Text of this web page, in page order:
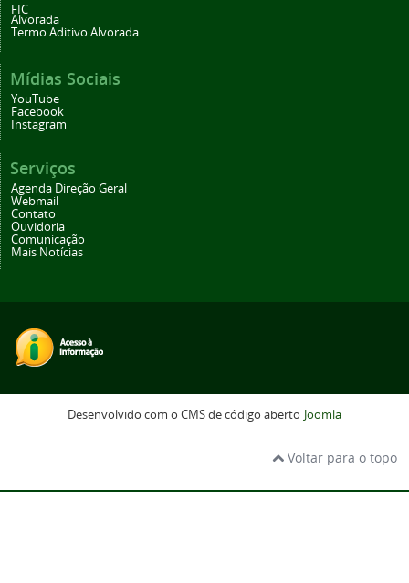
FIC
Alvorada
Termo Aditivo Alvorada
Mídias Sociais
YouTube
Facebook
Instagram
Serviços
Agenda Direção Geral
Webmail
Contato
Ouvidoria
Comunicação
Mais Notícias
Desenvolvido com o CMS de código aberto Joomla
Voltar para o topo